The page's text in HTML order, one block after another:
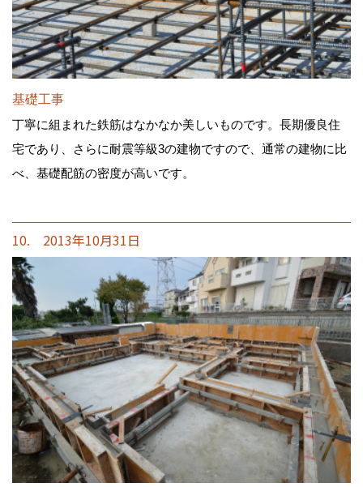
基礎工事
丁寧に組まれた鉄筋はなかなか美しいものです。長期優良住
宅であり、さらに耐震等級3の建物ですので、通常の建物に比
べ、基礎配筋の密度が高いです。
10. 2013年10月31日